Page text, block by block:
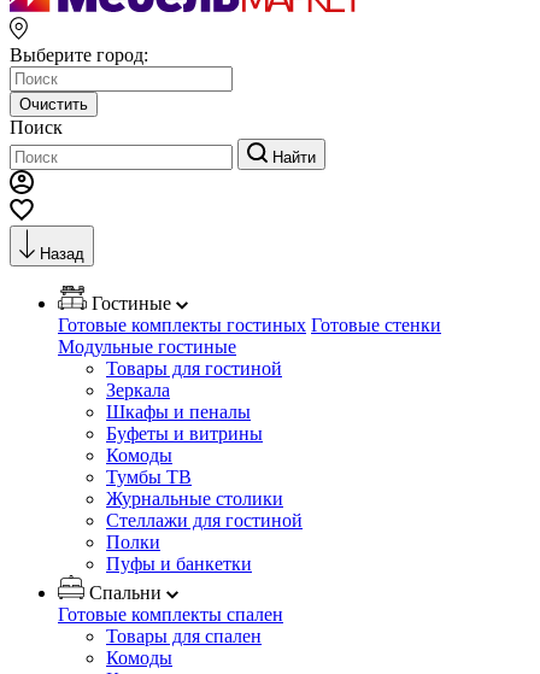
Выберите город:
Очистить
Поиск
Найти
Назад
Гостиные
Готовые комплекты гостиных Готовые стенки
Модульные гостиные
Товары для гостиной
Зеркала
Шкафы и пеналы
Буфеты и витрины
Комоды
Тумбы ТВ
Журнальные столики
Стеллажи для гостиной
Полки
Пуфы и банкетки
Спальни
Готовые комплекты спален
Товары для спален
Комоды